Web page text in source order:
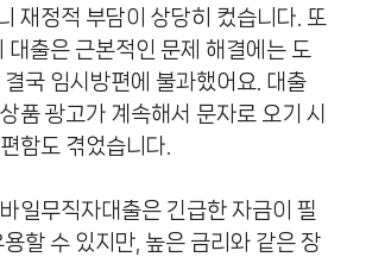
재정적 부담이 상당히 컸습니다. 또
대출은 근본적인 문제 해결에는 도
국 임시방편에 불과했어요. 대출
품 광고가 계속해서 문자로 오기 시
함도 겪었습니다.
일무직자대출은 긴급한 자금이 필
할 수 있지만, 높은 금리와 같은 장